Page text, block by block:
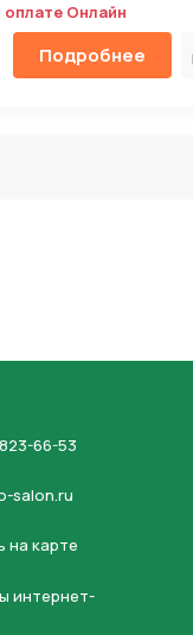
оплате Онлайн
Подробнее
66-53
salon.ru
на карте
интернет-